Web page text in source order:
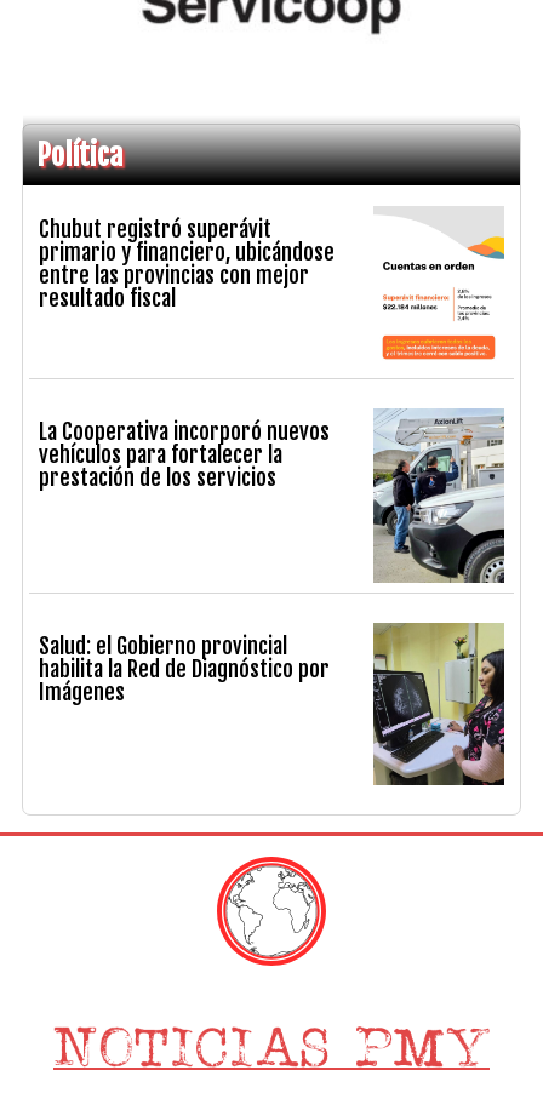
Política
Chubut registró superávit
primario y financiero, ubicándose
entre las provincias con mejor
resultado fiscal
La Cooperativa incorporó nuevos
vehículos para fortalecer la
prestación de los servicios
Salud: el Gobierno provincial
habilita la Red de Diagnóstico por
Imágenes